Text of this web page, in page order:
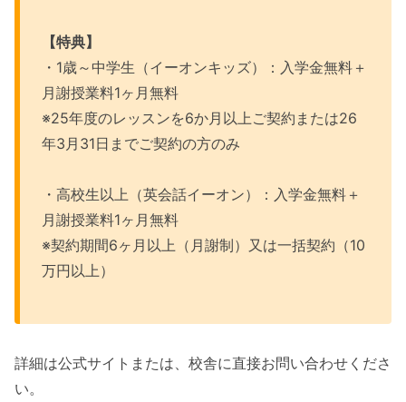
【特典】
・1歳～中学生（イーオンキッズ）：入学金無料＋
月謝授業料1ヶ月無料
※25年度のレッスンを6か月以上ご契約または26
年3月31日までご契約の方のみ
・高校生以上（英会話イーオン）：入学金無料＋
月謝授業料1ヶ月無料
※契約期間6ヶ月以上（月謝制）又は一括契約（10
万円以上）
詳細は公式サイトまたは、校舎に直接お問い合わせくださ
い。